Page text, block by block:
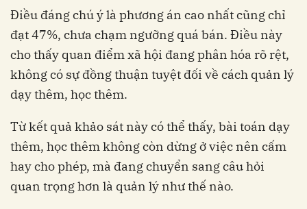
Điều đáng chú ý là phương án cao nhất cũng chỉ
đạt 47%, chưa chạm ngưỡng quá bán. Điều này
cho thấy quan điểm xã hội đang phân hóa rõ rệt,
không có sự đồng thuận tuyệt đối về cách quản lý
dạy thêm, học thêm.
Từ kết quả khảo sát này có thể thấy, bài toán dạy
thêm, học thêm không còn dừng ở việc nên cấm
hay cho phép, mà đang chuyển sang câu hỏi
quan trọng hơn là quản lý như thế nào.